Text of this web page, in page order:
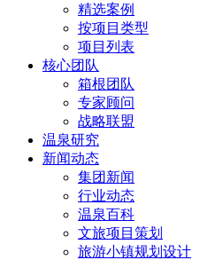
精选案例
按项目类型
项目列表
核心团队
箱根团队
专家顾问
战略联盟
温泉研究
新闻动态
集团新闻
行业动态
温泉百科
文旅项目策划
旅游小镇规划设计